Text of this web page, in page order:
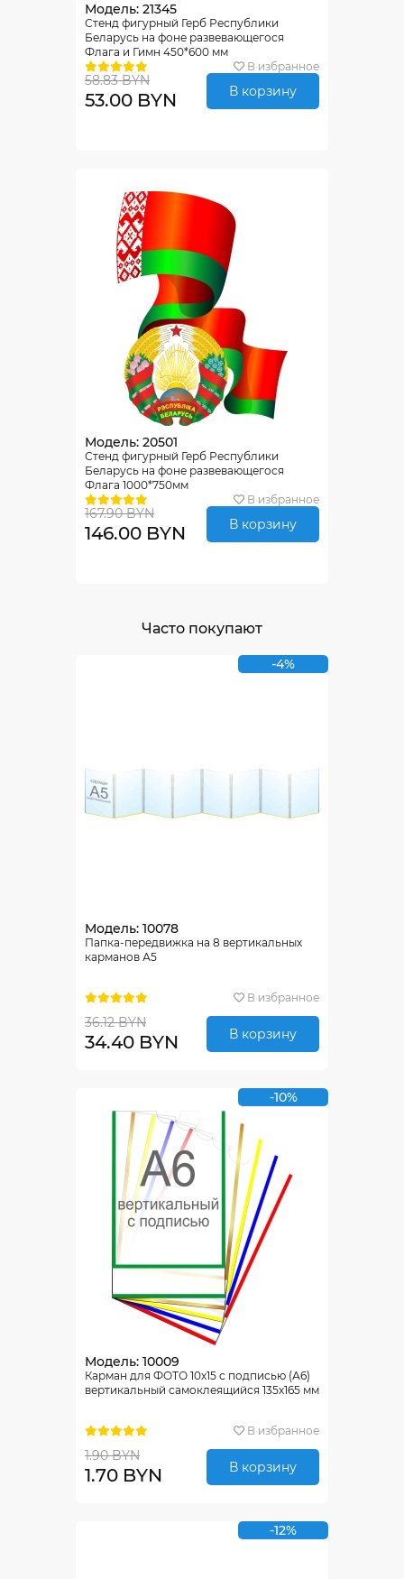
Модель: 21345
Стенд фигурный Герб Республики
Беларусь на фоне развевающегося
Флага и Гимн 450*600 мм
В избранное
58.83 BYN
53.00 BYN В корзину
Модель: 20501
Стенд фигурный Герб Республики
Беларусь на фоне развевающегося
Флага 1000*750мм
В избранное
167.90 BYN
146.00 BYN В корзину
Часто покупают
-4%
Модель: 10078
Папка-передвижка на 8 вертикальных
карманов А5
В избранное
36.12 BYN
34.40 BYN В корзину
-10%
Модель: 10009
Карман для ФОТО 10х15 с подписью (А6)
вертикальный самоклеящийся 135х165 мм
В избранное
1.90 BYN
1.70 BYN В корзину
-12%